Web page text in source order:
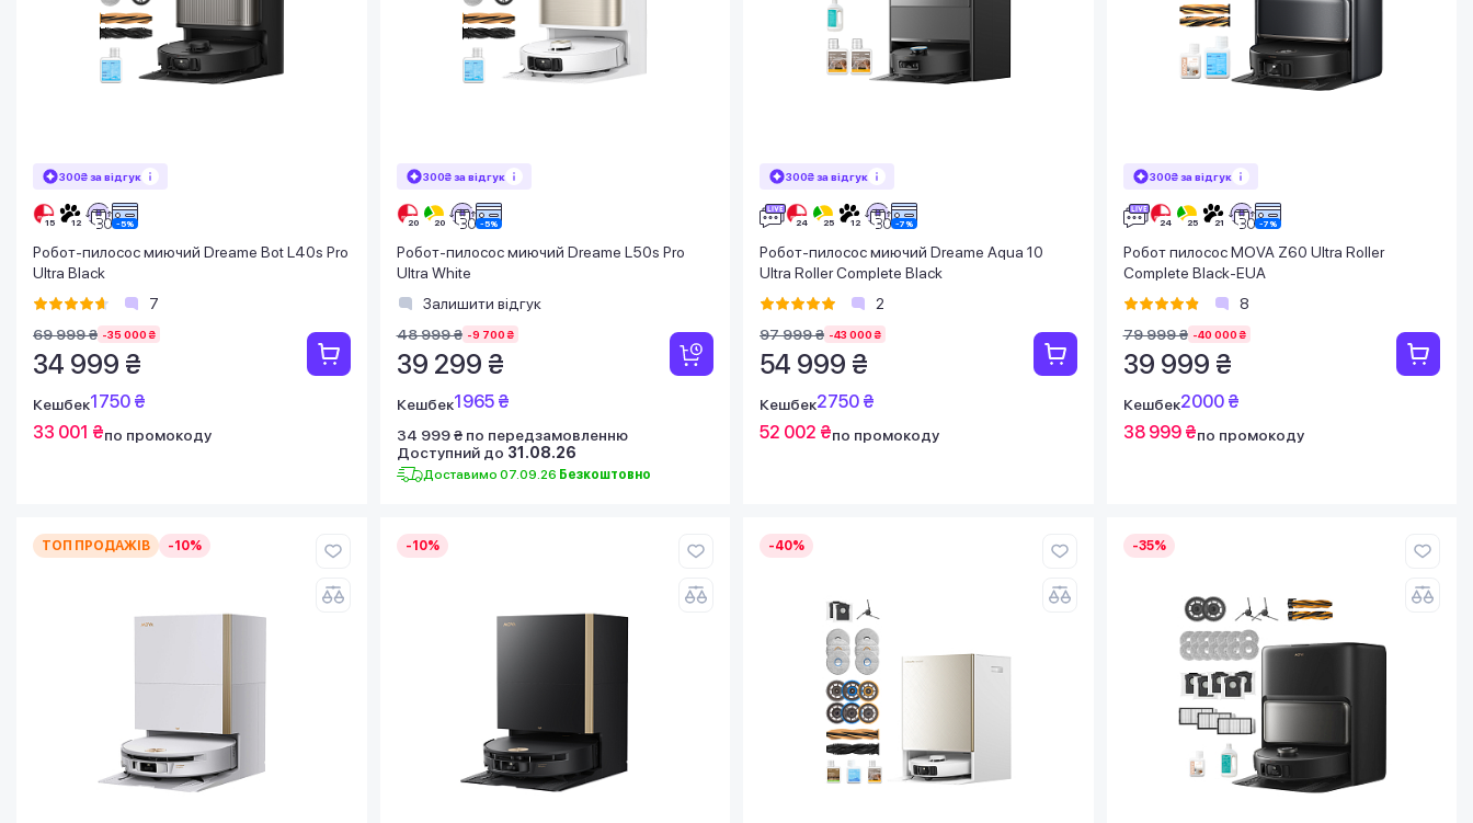
300₴ за відгук
Робот-пилосос миючий Dreame Bot L40s Pro
Ultra Black
7
69 999 ₴ -35 000 ₴
34 999 ₴
Кешбек1750 ₴
33 001 ₴по промокоду
300₴ за відгук
Робот-пилосос миючий Dreame L50s Pro
Ultra White
Залишити відгук
48 999 ₴ -9 700 ₴
39 299 ₴
Кешбек1965 ₴
34 999 ₴ по передзамовленню
Доступний до 31.08.26
Доставимо 07.09.26 Безкоштовно
300₴ за відгук
Робот-пилосос миючий Dreame Aqua 10
Ultra Roller Complete Black
2
97 999 ₴ -43 000 ₴
54 999 ₴
Кешбек2750 ₴
52 002 ₴по промокоду
300₴ за відгук
Робот пилосос MOVA Z60 Ultra Roller
Complete Black-EUA
8
79 999 ₴ -40 000 ₴
39 999 ₴
Кешбек2000 ₴
38 999 ₴по промокоду
ТОП ПРОДАЖІВ -10% -10% -40% -35%